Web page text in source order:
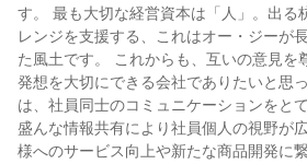
す。 最も大切な経営資本は「人」。出る
レンジを支援する、これはオー・ジーが
た風土です。 これからも、互いの意見を
発想を大切にできる会社でありたいと思
は、社員同士のコミュニケーションをと
盛んな情報共有により社員個人の視野が
様へのサービス向上や新たな商品開発に繋